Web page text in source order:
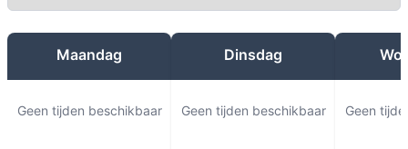
Maandag
Geen tijden beschikbaar
Dinsdag
Geen tijden beschikbaar Geen